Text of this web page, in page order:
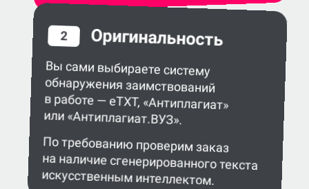
2 Оригинальность
Вы сами выбираете систему
обнаружения заимствований
в работе — eTXT, «Антиплагиат»
или «Антиплагиат.ВУЗ».
По требованию проверим заказ
на наличие сгенерированного текста
искусственным интеллектом.